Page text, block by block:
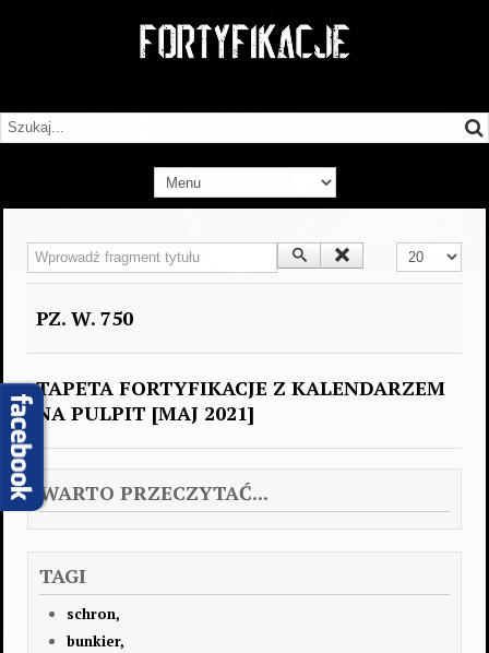
Wprowadź fragment tytułu Pokaż #
PZ. W. 750
TAPETA FORTYFIKACJE Z KALENDARZEM
NA PULPIT [MAJ 2021]
WARTO PRZECZYTAĆ...
TAGI
schron,
bunkier,